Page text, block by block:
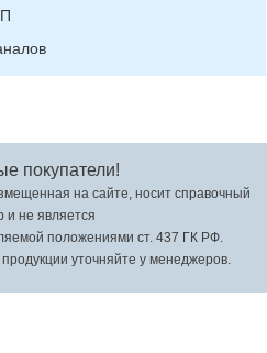
покупатели!
на сайте, носит справочный
и не является
положениями ст. 437 ГК РФ.
уточняйте у менеджеров.